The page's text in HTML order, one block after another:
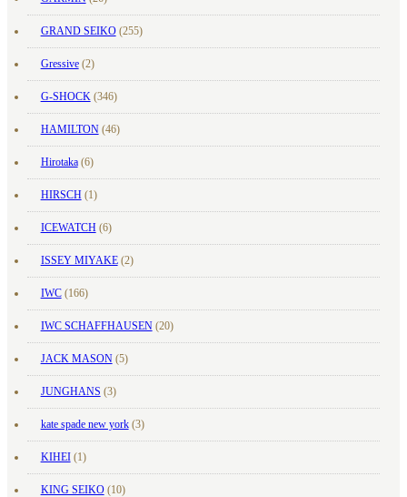
GRAND SEIKO(255)
Gressive(2)
G-SHOCK (346)
HAMILTON(46)
Hirotaka(6)
HIRSCH(1)
ICEWATCH(6)
ISSEY MIYAKE(2)
IWC(166)
IWC SCHAFFHAUSEN(20)
JACK MASON(5)
JUNGHANS (3)
kate spade new york(3)
KIHEI(1)
KING SEIKO(10)